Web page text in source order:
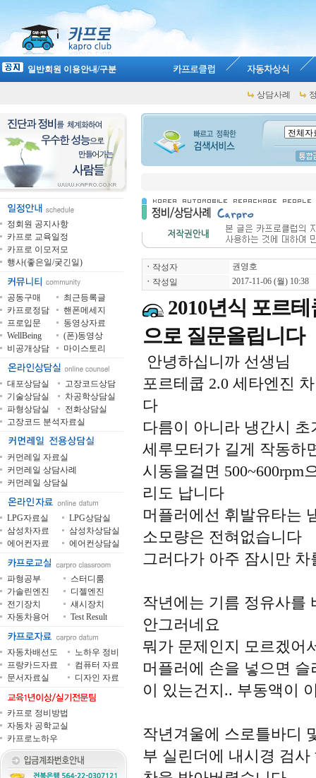
일반회원 이용안내/구분
상담사례
정회원 공지사항
카프로 교육일정
카프로 이모저모
행사(좋은일/궂긴일)
공동구매
최근등록글
카프로정담
핸폰메세지
프로입문
동영상자료
WellBeing
(폰)동영상
비공개상담
마이스토리
대포상담실
고장코드상담
기술상담실
차공학상담실
파형상담실
전화상담실
고장코드 분석자료실
커먼레일 자료실
커먼레일 상담사례
커먼레일 상담실
LPG자료실
LPG상담실
삼성차자료
삼성차상담실
에어컨자료
에어컨상담실
파형공부
스터디룸
가솔린엔진
디젤엔진
전기장치
섀시장치
자동차용어
Test Result
자동차배선도
노하우 정비
프랑카드자료
컴퓨터 자료
문서자료실
디자인 자료
카프로 정비방법
자동차 공학교실
카프로노하우
ㆍ 작성자
권영호
ㆍ 작성일 2017-11-06 (월) 10:38
2010년식 포르
으로 질문올립니다
안녕하십니까 선생님
포르테쿱 2.0 세타엔진
다
다름이 아니라 냉간시
세루모터가 길게 작동하
시동을걸면
리도 납니다
머플러에선 휘발유타는
소모량은 전혀없습니다
그러다가 아주 잠시만
작년에는 기름 정유사를
안그러네요
뭐가 문제인지 모르겠어
머플러에 손을 넣으면
이 있는건지.. 부동액이
작년겨울에 스로틀바디
부 실린더에 내시경 검